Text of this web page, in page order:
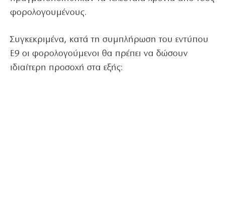
φορολογουμένους.
Συγκεκριμένα, κατά τη συμπλήρωση του εντύπου
Ε9 οι φορολογούμενοι θα πρέπει να δώσουν
ιδιαίτερη προσοχή στα εξής: